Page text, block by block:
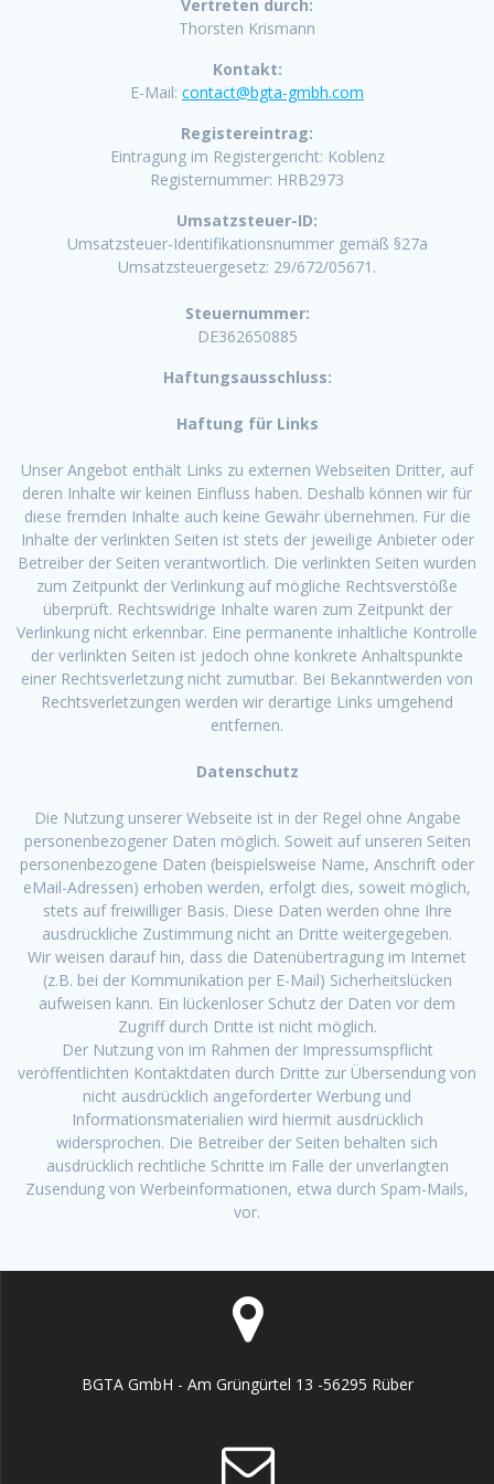
Vertreten durch:
Thorsten Krismann
Kontakt:
E-Mail: contact@bgta-gmbh.com
Registereintrag:
Eintragung im Registergericht: Koblenz
Registernummer: HRB2973
Umsatzsteuer-ID:
Umsatzsteuer-Identifikationsnummer gemäß §27a
Umsatzsteuergesetz: 29/672/05671.
Steuernummer:
DE362650885
Haftungsausschluss:
Haftung für Links
Unser Angebot enthält Links zu externen Webseiten Dritter, auf
deren Inhalte wir keinen Einfluss haben. Deshalb können wir für
diese fremden Inhalte auch keine Gewähr übernehmen. Für die
Inhalte der verlinkten Seiten ist stets der jeweilige Anbieter oder
Betreiber der Seiten verantwortlich. Die verlinkten Seiten wurden
zum Zeitpunkt der Verlinkung auf mögliche Rechtsverstöße
überprüft. Rechtswidrige Inhalte waren zum Zeitpunkt der
Verlinkung nicht erkennbar. Eine permanente inhaltliche Kontrolle
der verlinkten Seiten ist jedoch ohne konkrete Anhaltspunkte
einer Rechtsverletzung nicht zumutbar. Bei Bekanntwerden von
Rechtsverletzungen werden wir derartige Links umgehend
entfernen.
Datenschutz
Die Nutzung unserer Webseite ist in der Regel ohne Angabe
personenbezogener Daten möglich. Soweit auf unseren Seiten
personenbezogene Daten (beispielsweise Name, Anschrift oder
eMail-Adressen) erhoben werden, erfolgt dies, soweit möglich,
stets auf freiwilliger Basis. Diese Daten werden ohne Ihre
ausdrückliche Zustimmung nicht an Dritte weitergegeben.
Wir weisen darauf hin, dass die Datenübertragung im Internet
(z.B. bei der Kommunikation per E-Mail) Sicherheitslücken
aufweisen kann. Ein lückenloser Schutz der Daten vor dem
Zugriff durch Dritte ist nicht möglich.
Der Nutzung von im Rahmen der Impressumspflicht
veröffentlichten Kontaktdaten durch Dritte zur Übersendung von
nicht ausdrücklich angeforderter Werbung und
Informationsmaterialien wird hiermit ausdrücklich
widersprochen. Die Betreiber der Seiten behalten sich
ausdrücklich rechtliche Schritte im Falle der unverlangten
Zusendung von Werbeinformationen, etwa durch Spam-Mails,
vor.
BGTA GmbH - Am Grüngürtel 13 -56295 Rüber